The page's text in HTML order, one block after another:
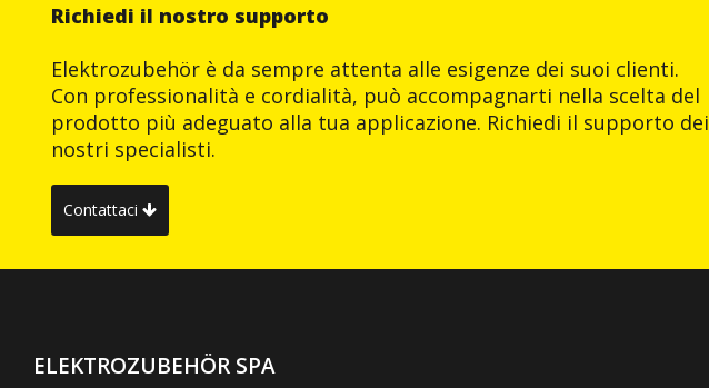
Richiedi il nostro supporto
Elektrozubehör è da sempre attenta alle esigenze dei suoi clienti.
Con professionalità e cordialità, può accompagnarti nella scelta del
prodotto più adeguato alla tua applicazione. Richiedi il supporto dei
nostri specialisti.
Contattaci
ELEKTROZUBEHÖR SPA